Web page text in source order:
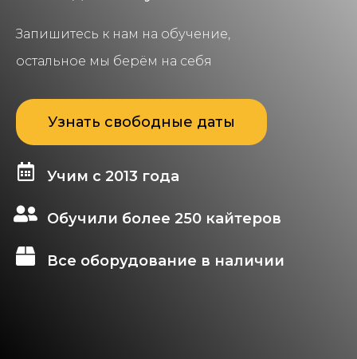
Запишитесь к нам на обучение,
остальное мы берём на себя
Узнать свободные даты
Учим с 2013 года
Обучили более 250 кайтеров
Все оборудование в наличии